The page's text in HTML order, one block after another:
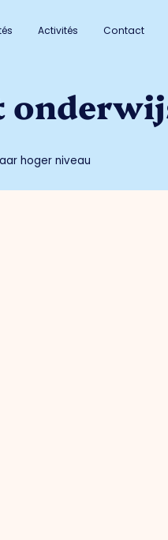
Activités Contact
hoger niveau